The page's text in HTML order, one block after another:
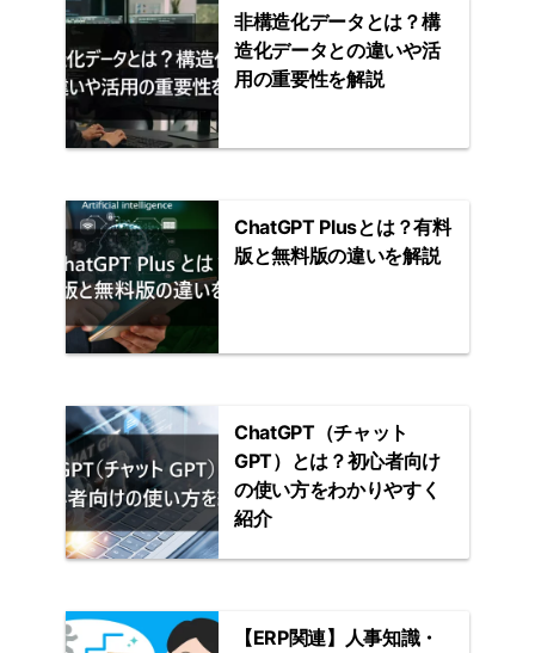
非構造化データとは？構
造化データとの違いや活
用の重要性を解説
ChatGPT Plusとは？有料
版と無料版の違いを解説
ChatGPT（チャット
GPT）とは？初心者向け
の使い方をわかりやすく
紹介
【ERP関連】人事知識・